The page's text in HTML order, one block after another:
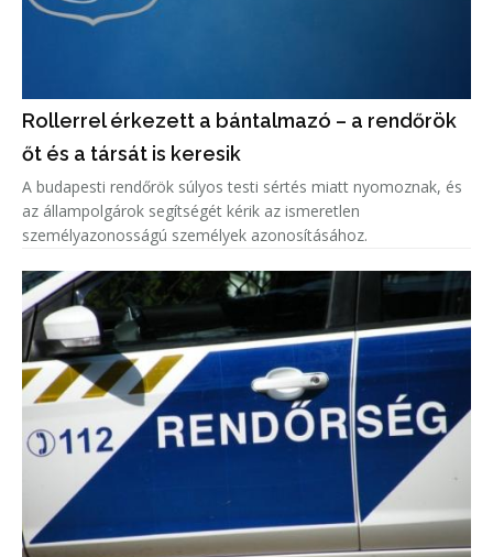
Rollerrel érkezett a bántalmazó – a rendőrök
őt és a társát is keresik
A budapesti rendőrök súlyos testi sértés miatt nyomoznak, és
az állampolgárok segítségét kérik az ismeretlen
személyazonosságú személyek azonosításához.